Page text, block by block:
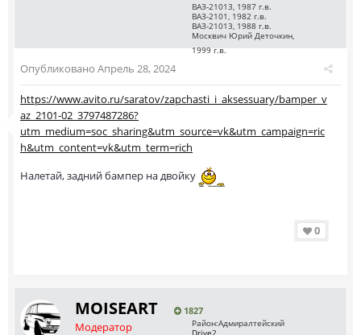
ВАЗ-21013, 1987 г.в.
ВАЗ-2101, 1982 г.в.
ВАЗ-21013, 1988 г.в.
Москвич Юрий Деточкин,
1999 г.в.
Опубликовано Апрель 28, 2024
https://www.avito.ru/saratov/zapchasti_i_aksessuary/bamper_v
az_2101-02_3797487286?
utm_medium=soc_sharing&utm_source=vk&utm_campaign=ric
h&utm_content=vk&utm_term=rich
Налетай, задний бампер на двойку
0
MOISEART 1827
Модератор
Район:Адмиралтейский
Drive2